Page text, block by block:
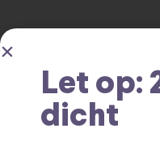
Categorie:Disney
6016893 Disney
Let op:
dicht